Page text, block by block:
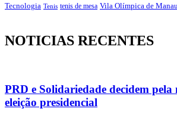
Tecnologia Tenis tenis de mesa Vila Olímpica de
NOTICIAS RECENTES
PRD e Solidariedade decidem
eleição presidencial